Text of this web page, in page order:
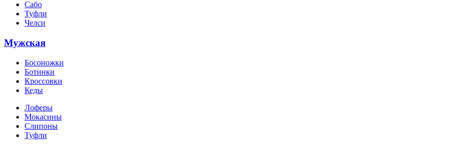
Сабо
Туфли
Челси
Мужская
Босоножки
Ботинки
Кроссовки
Кеды
Лоферы
Мокасины
Слипоны
Туфли